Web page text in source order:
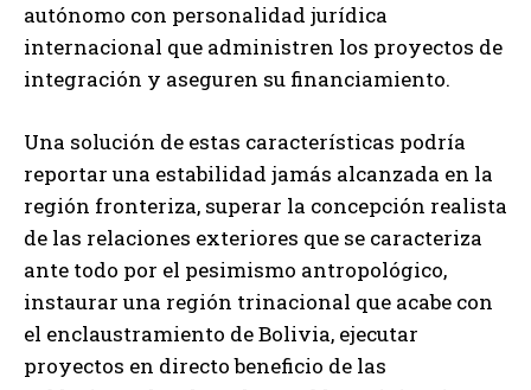
autónomo con personalidad jurídica
internacional que administren los proyectos de
integración y aseguren su financiamiento.
Una solución de estas características podría
reportar una estabilidad jamás alcanzada en la
región fronteriza, superar la concepción realista
de las relaciones exteriores que se caracteriza
ante todo por el pesimismo antropológico,
instaurar una región trinacional que acabe con
el enclaustramiento de Bolivia, ejecutar
proyectos en directo beneficio de las